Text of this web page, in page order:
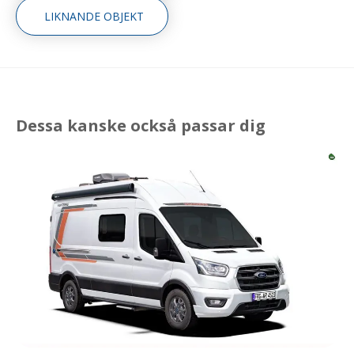
LIKNANDE OBJEKT
Dessa kanske också passar dig